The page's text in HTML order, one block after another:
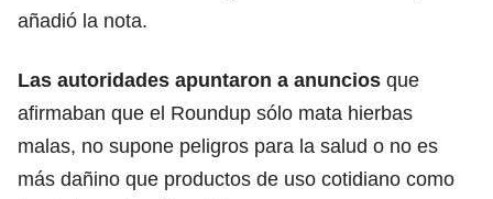
añadió la nota.
Las autoridades apuntaron a anuncios que
afirmaban que el Roundup sólo mata hierbas
malas, no supone peligros para la salud o no es
más dañino que productos de uso cotidiano como